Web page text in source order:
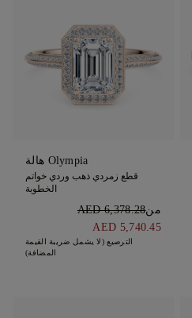
Olympia هالة
قطع زمردي ذهب وردي خواتم
الخطوبة
منAED 6,378.28
AED 5,740.45
الترصيع (لا يشمل ضريبة القيمة
المضافة)